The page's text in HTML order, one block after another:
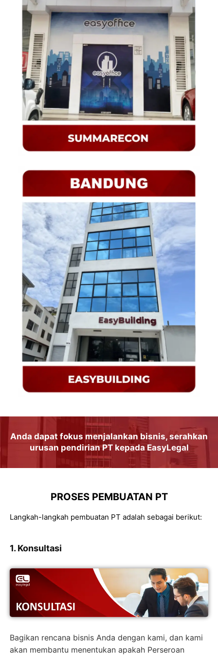
Anda dapat fokus menjalankanbisnis, serahkan
urusan pendirian PT kepada EasyLegal
PROSES PEMBUATAN PT
Langkah-langkah pembuatan PT adalah sebagai berikut:
1. Konsultasi
Bagikan rencana bisnis Anda dengan kami, dan kami
akan membantu menentukan apakah Perseroan